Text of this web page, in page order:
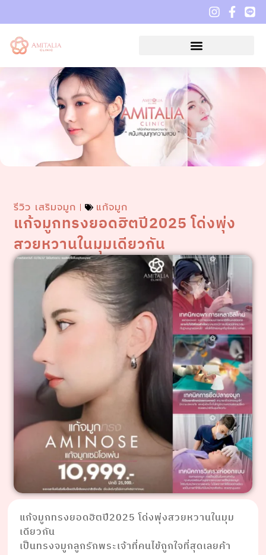
รีวิว เสริมจมูก แก้จมูก
แก้จมูกทรงยอดฮิตปี2025 โด่งพุ่ง
สวยหวานในมุมเดียวกัน
แก้จมูกทรงยอดฮิตปี2025 โด่งพุ่งสวยหวานในมุม
เดียวกัน
เป็นทรงจมูกลูกรักพระเจ้าที่คนไข้ถูกใจที่สุดเลยค้า